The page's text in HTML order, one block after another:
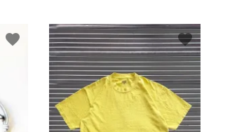
favorite favorite